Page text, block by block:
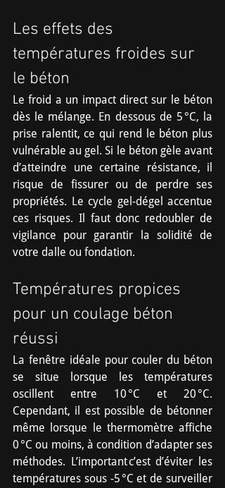
Les effets des
températures froides sur
le béton
Le froid a un impact direct sur le béton
dès le mélange. En dessous de 5 °C, la
prise ralentit, ce qui rend le béton plus
vulnérable au gel. Si le béton gèle avant
d’atteindre une certaine résistance, il
risque de fissurer ou de perdre ses
propriétés. Le cycle gel-dégel accentue
ces risques. Il faut donc redoubler de
vigilance pour garantir la solidité de
votre dalle ou fondation.
Températures propices
pour un coulage béton
réussi
La fenêtre idéale pour couler du béton
se situe lorsque les températures
oscillent entre 10 °C et 20 °C.
Cependant, il est possible de bétonner
même lorsque le thermomètre affiche
0 °C ou moins, à condition d’adapter ses
méthodes. L’important c’est d’éviter les
températures sous -5 °C et de surveiller